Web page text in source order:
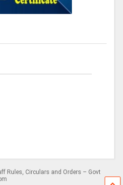
Rules, Circulars and Orders – Govt